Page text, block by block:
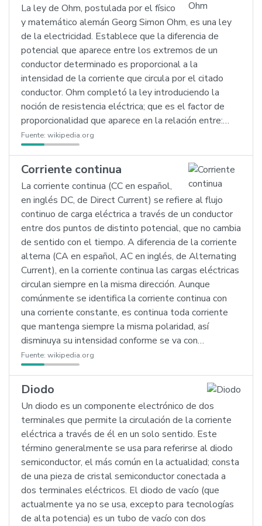
La ley de Ohm, postulada por el físico
y matemático alemán Georg Simon Ohm, es una ley
de la electricidad. Establece que la diferencia de
potencial que aparece entre los extremos de un
conductor determinado es proporcional a la
intensidad de la corriente que circula por el citado
conductor. Ohm completó la ley introduciendo la
noción de resistencia eléctrica; que es el factor de
proporcionalidad que aparece en la relación entre:…
Fuente: wikipedia.org
Corriente continua
La corriente continua (CC en español,
en inglés DC, de Direct Current) se refiere al flujo
continuo de carga eléctrica a través de un conductor
entre dos puntos de distinto potencial, que no cambia
de sentido con el tiempo. A diferencia de la corriente
alterna (CA en español, AC en inglés, de Alternating
Current), en la corriente continua las cargas eléctricas
circulan siempre en la misma dirección. Aunque
comúnmente se identifica la corriente continua con
una corriente constante, es continua toda corriente
que mantenga siempre la misma polaridad, así
disminuya su intensidad conforme se va con…
Fuente: wikipedia.org
Diodo
Un diodo es un componente electrónico de dos
terminales que permite la circulación de la corriente
eléctrica a través de él en un solo sentido. Este
término generalmente se usa para referirse al diodo
semiconductor, el más común en la actualidad; consta
de una pieza de cristal semiconductor conectada a
dos terminales eléctricos. El diodo de vacío (que
actualmente ya no se usa, excepto para tecnologías
de alta potencia) es un tubo de vacío con dos